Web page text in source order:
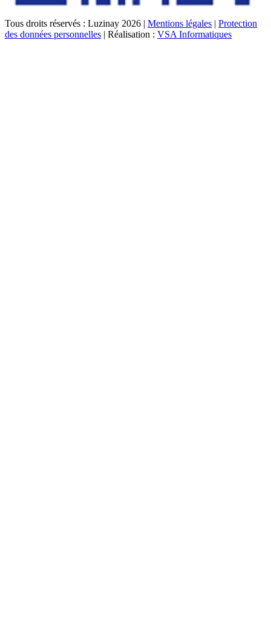
Tous droits réservés : Luzinay 2026 | Mentions légales | Protection
des données personnelles | Réalisation : VSA Informatiques